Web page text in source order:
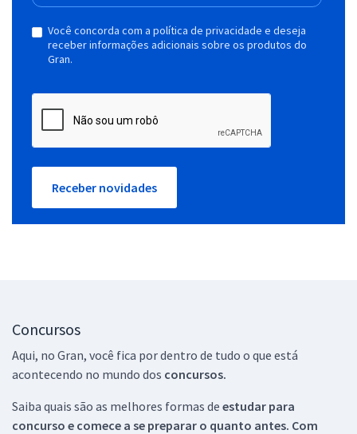
Você concorda com a política de privacidade e deseja
receber informações adicionais sobre os produtos do
Gran.
Receber novidades
Concursos
Aqui, no Gran, você fica por dentro de tudo o que está
acontecendo no mundo dos concursos.
Saiba quais são as melhores formas de estudar para
concurso e comece a se preparar o quanto antes. Com